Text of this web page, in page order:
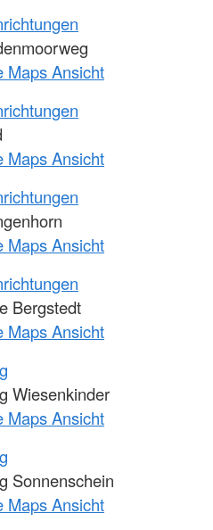
Maps Ansicht
Maps Ansicht
Maps Ansicht
Bergstedt
Maps Ansicht
Wiesenkinder
Maps Ansicht
Sonnenschein
Maps Ansicht